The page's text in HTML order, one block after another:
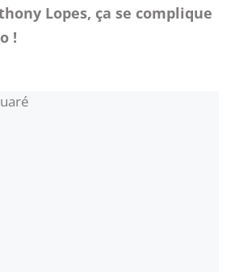
Lopes, ça se complique
!